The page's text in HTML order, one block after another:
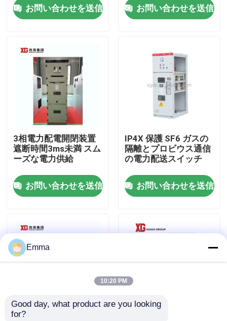
プロダクト
私達について
工場旅行
品質管理
私達に連絡しなさい
空力荷重の壊れ目スイッチ
SF6負荷壊れ目スイッチ
電力配分の開閉装置
お問い合わせを送信
お問い合わせを送信
3相電力配電開閉装置
遮断時間3ms未満 スム
ーズな電力供給
お問い合わせを送信
IP4X 保護 SF6 ガスの
隔離とプロビウス通信
の電力配送スイッチ
お問い合わせを送信
高度な遮断器技術を備
Emma
10:20 PM
Good day, what product are you looking
for?